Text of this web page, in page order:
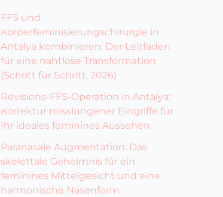
FFS und
Körperfeminisierungschirurgie in
Antalya kombinieren: Der Leitfaden
für eine nahtlose Transformation
(Schritt für Schritt, 2026)
Revisions-FFS-Operation in Antalya:
Korrektur misslungener Eingriffe für
Ihr ideales feminines Aussehen
Paranasale Augmentation: Das
skelettale Geheimnis für ein
feminines Mittelgesicht und eine
harmonische Nasenform